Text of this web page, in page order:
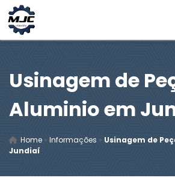
Usinagem de
Aluminio em
Home » Informações » Usinagem de
Jundiaí